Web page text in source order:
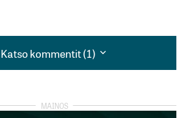
Katso kommentit (1)
Katso kommentit (1)
rahat. Hyvä suomi